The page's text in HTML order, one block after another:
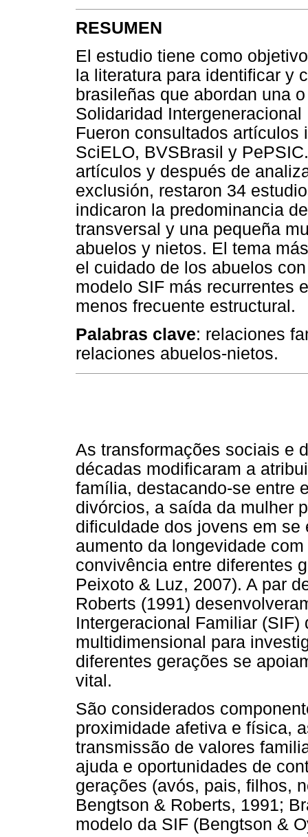
RESUMEN
El estudio tiene como
la literatura para identificar y
brasileñas que abordan una
Solidaridad
Fueron consultados
SciELO, BVSBrasil y
artículos y después de
exclusión, restaron 34
indicaron la predominancia
transversal y una pequeña
abuelos y nietos. El tema
el cuidado de los abuelos
modelo SIF más recurrentes
menos frecuente estructural.
Palabras clave: relaciones
relaciones abuelos-nietos.
As transformações sociais e
décadas modificaram a
família, destacando-se entre
divórcios, a saída da mulher
dificuldade dos jovens em
aumento da longevidade
convivência entre diferentes
Peixoto & Luz, 2007). A par
Roberts (1991)
Intergeracional Familiar
multidimensional para
diferentes gerações se
vital.
São considerados
proximidade afetiva e física,
transmissão de valores
ajuda e oportunidades de
gerações (avós, pais, filhos,
Bengtson & Roberts, 1991;
modelo da SIF (Bengtson &